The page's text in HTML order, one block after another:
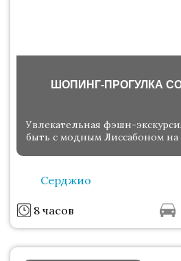
ШОПИНГ-ПРОГУЛКА
Увлекательная фэшн-
быть с модным Лиссабоном на
Серджио
8 часов